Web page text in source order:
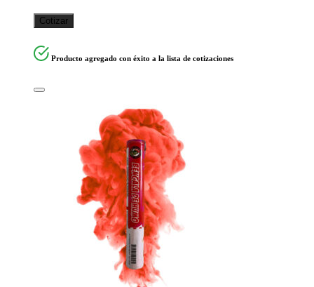
Cotizar
Producto agregado con éxito a la lista de cotizaciones